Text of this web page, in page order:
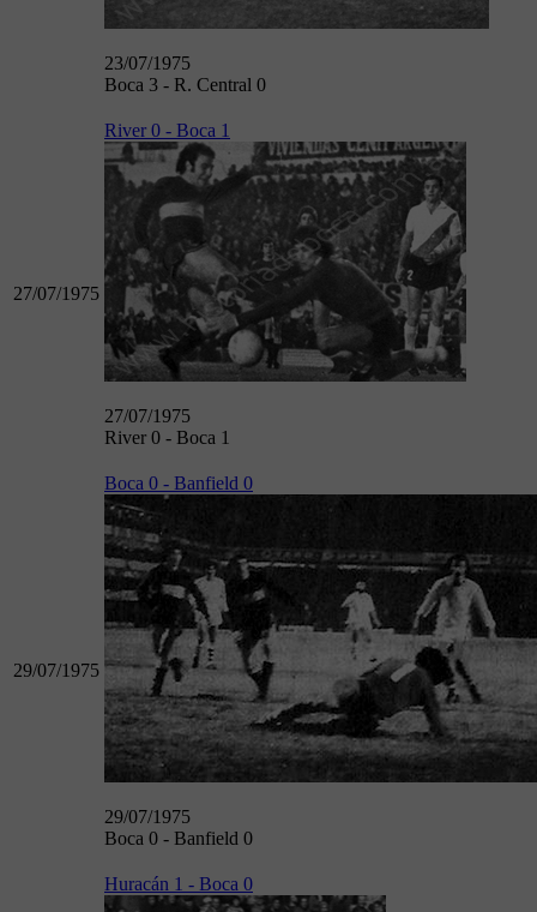
23/07/1975
Boca 3 - R. Central 0
27/07/1975
River 0 - Boca 1
27/07/1975
River 0 - Boca 1
29/07/1975
Boca 0 - Banfield 0
29/07/1975
Boca 0 - Banfield 0
Huracán 1 - Boca 0